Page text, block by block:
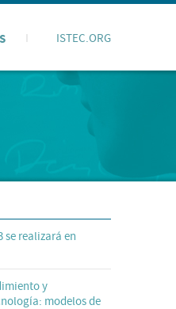
ISTEC.ORG
se realizará en
y
modelos de